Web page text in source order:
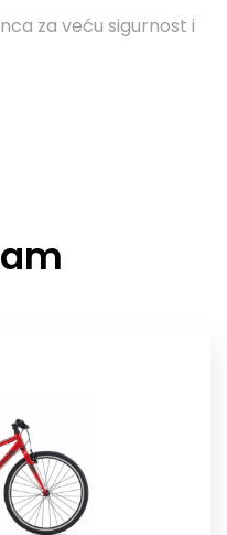
za veću sigurnost i